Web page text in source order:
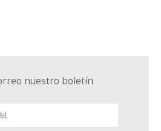
nuestro boletín